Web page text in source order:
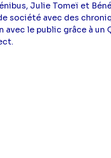
Julie Tomeï et
société avec des
le public grâce à un